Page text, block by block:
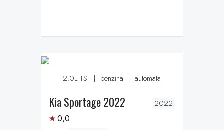
2.0L TSI | benzina | automata
Kia Sportage 2022 2022
0,0